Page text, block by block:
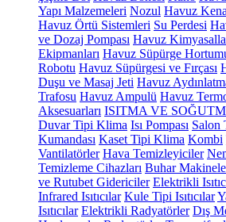
Yapı Malzemeleri Nozul Havuz
Havuz Örtü Sistemleri Su Perdesi
ve Dozaj Pompası Havuz
Ekipmanları Havuz Süpürge
Robotu Havuz Süpürgesi ve Fırçası
Duşu ve Masaj Jeti Havuz
Trafosu Havuz Ampulü Havuz
Aksesuarları ISITMA VE
Duvar Tipi Klima Isı Pompası Salon
Kumandası Kaset Tipi Klima Kombi
Vantilatörler Hava Temizleyiciler
Temizleme Cihazları Buhar
ve Rutubet Gidericiler Elektrikli
Infrared Isıtıcılar Kule Tipi Isıtıcılar
Isıtıcılar Elektrikli Radyatörler Dış